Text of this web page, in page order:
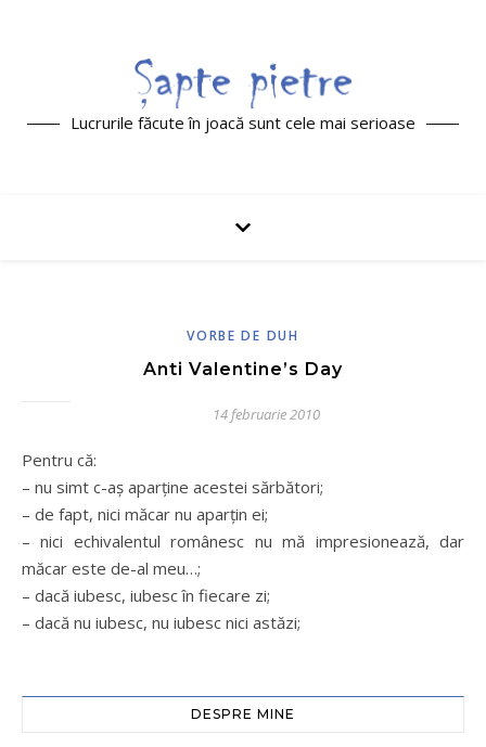
Lucrurile făcute în joacă sunt cele mai serioase
VORBE DE DUH
Anti Valentine’s Day
14 februarie 2010
Pentru că:
– nu simt c-aș aparține acestei sărbători;
– de fapt, nici măcar nu aparțin ei;
– nici echivalentul românesc nu mă impresionează, dar
măcar este de-al meu…;
– dacă iubesc, iubesc în fiecare zi;
– dacă nu iubesc, nu iubesc nici astăzi;
DESPRE MINE